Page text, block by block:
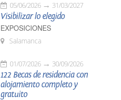
05/06/2026 31/03/2027
Visibilizar lo elegido
EXPOSICIONES
Salamanca
01/07/2026 30/09/2026
122 Becas de residencia con
alojamiento completo y
gratuito